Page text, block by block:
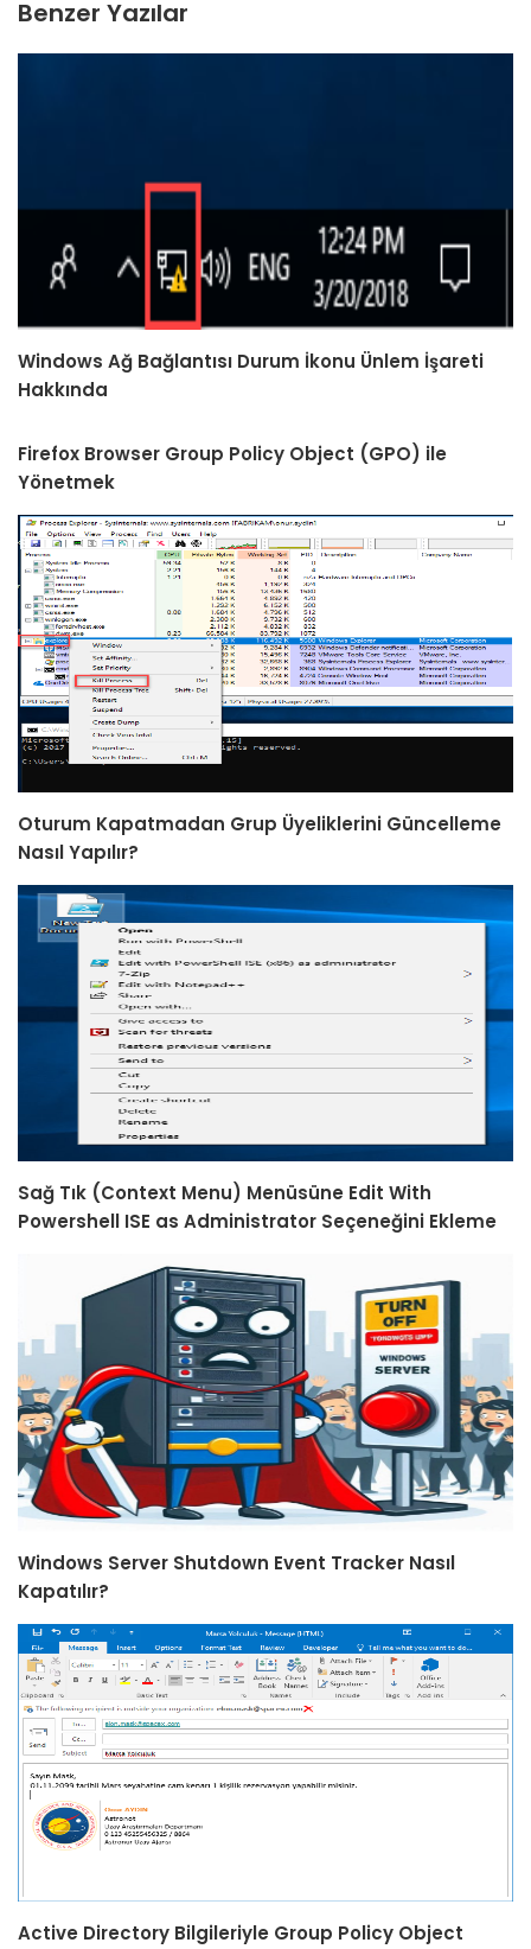
Benzer Yazılar
Windows Ağ Bağlantısı Durum İkonu Ünlem İşareti
Hakkında
Firefox Browser Group Policy Object (GPO) ile
Yönetmek
Oturum Kapatmadan Grup Üyeliklerini Güncelleme
Nasıl Yapılır?
Sağ Tık (Context Menu) Menüsüne Edit With
Powershell ISE as Administrator Seçeneğini Ekleme
Windows Server Shutdown Event Tracker Nasıl
Kapatılır?
Active Directory Bilgileriyle Group Policy Object